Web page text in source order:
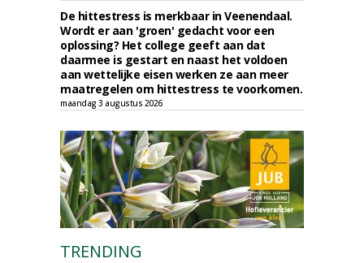
De hittestress is merkbaar in Veenendaal.
Wordt er aan 'groen' gedacht voor een
oplossing? Het college geeft aan dat
daarmee is gestart en naast het voldoen
aan wettelijke eisen werken ze aan meer
maatregelen om hittestress te voorkomen.
maandag 3 augustus 2026
TRENDING